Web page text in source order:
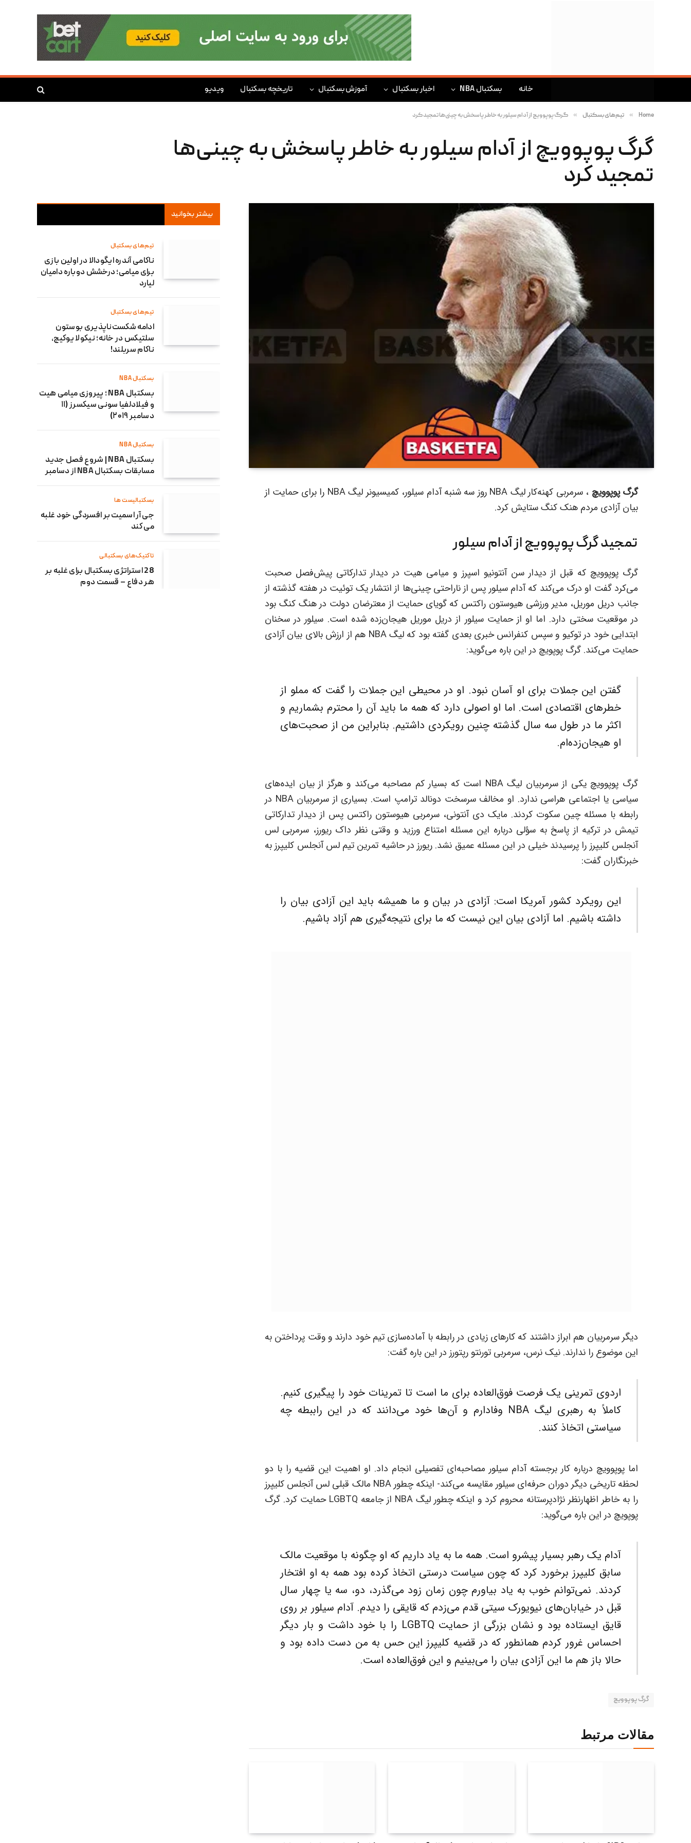
خانه بسکتبال NBA اخبار بسکتبال آموزش بسکتبال تاریخچه بسکتبال ویدیو
Home
» تیم‌های بسکتبال » گرگ پوپوویچ از آدام سیلور به خاطر پاسخش به چینی‌ها تمجید کرد
گرگ پوپوویچ از آدام سیلور به خاطر پاسخش به چینی‌ها
تمجید کرد
گرگ پوپوویچ
، سرمربی کهنه‌کار لیگ NBA روز سه شنبه آدام سیلور، کمیسیونر لیگ NBA را برای حمایت از
بیان آزادی مردم هنک کنگ ستایش کرد.
تمجید گرگ پوپوویچ از آدام سیلور
گرگ پوپوویچ که قبل از دیدار سن آنتونیو اسپرز و میامی هیت در دیدار تدارکاتی پیش‌فصل صحبت
می‌کرد گفت او درک می‌کند که آدام سیلور پس از ناراحتی چینی‌ها از انتشار یک توئیت در هفته گذشته از
جانب دریل موریل، مدیر ورزشی هیوستون راکتس که گویای حمایت از معترضان دولت در هنگ کنگ بود
در موقعیت سختی دارد. اما او از حمایت سیلور از دریل موریل هیجان‌زده شده است. سیلور در سخنان
ابتدایی خود در توکیو و سپس کنفرانس خبری بعدی گفته بود که لیگ NBA هم از ارزش بالای بیان آزادی
حمایت می‌کند. گرگ پوپویچ در این باره می‌گوید:
گفتن این جملات برای او آسان نبود. او در محیطی این جملات را گفت که مملو از
خطرهای اقتصادی است. اما او اصولی دارد که همه ما باید آن را محترم بشماریم و
اکثر ما در طول سه سال گذشته چنین رویکردی داشتیم. بنابراین من از صحبت‌های
او هیجان‌زده‌ام.
گرگ پوپوویچ یکی از سرمربیان لیگ NBA است که بسیار کم مصاحبه می‌کند و هرگز از بیان ایده‌های
سیاسی یا اجتماعی هراسی ندارد. او مخالف سرسخت دونالد ترامپ است. بسیاری از سرمربیان NBA در
رابطه با مسئله چین سکوت کردند. مایک دی آنتونی، سرمربی هیوستون راکتس پس از دیدار تدارکاتی
تیمش در ترکیه از پاسخ به سؤلی درباره این مسئله امتناع ورزید و وقتی نظر داک ریورز، سرمربی لس
آنجلس کلیپرز را پرسیدند خیلی در این مسئله عمیق نشد. ریورز در حاشیه تمرین تیم لس آنجلس کلیپرز به
خبرنگاران گفت:
این رویکرد کشور آمریکا است: آزادی در بیان و ما همیشه باید این آزادی بیان را
داشته باشیم. اما آزادی بیان این نیست که ما برای نتیجه‌گیری هم آزاد باشیم.
دیگر سرمربیان هم ابراز داشتند که کارهای زیادی در رابطه با آماده‌سازی تیم خود دارند و وقت پرداختن به
این موضوع را ندارند. نیک نرس، سرمربی تورنتو رپتورز در این باره گفت:
اردوی تمرینی یک فرصت فوق‌العاده برای ما است تا تمرینات خود را پیگیری کنیم.
کاملاً به رهبری لیگ NBA وفادارم و آن‌ها خود می‌دانند که در این راببطه چه
سیاستی اتخاذ کنند.
اما پوپوویچ درباره کار برجسته آدام سیلور مصاحبه‌ای تفصیلی انجام داد. او اهمیت این قضیه را با دو
لحظه تاریخی دیگر دوران حرفه‌ای سیلور مقایسه می‌کند- اینکه چطور NBA مالک قبلی لس آنجلس کلیپرز
را به خاطر اظهارنظر نژادپرستانه محروم کرد و اینکه چطور لیگ NBA از جامعه LGBTQ حمایت کرد. گرگ
پوپویچ در این باره می‌گوید:
آدام یک رهبر بسیار پیشرو است. همه ما به یاد داریم که او چگونه با موقعیت مالک
سابق کلیپرز برخورد کرد که چون سیاست درستی اتخاذ کرده بود همه به او افتخار
کردند. نمی‌توانم خوب به یاد بیاورم چون زمان زود می‌گذرد، دو، سه یا چهار سال
قبل در خیابان‌های نیویورک سیتی قدم می‌زدم که قایقی را دیدم. آدام سیلور بر روی
قایق ایستاده بود و نشان بزرگی از حمایت LGBTQ را با خود داشت و بار دیگر
احساس غرور کردم همانطور که در قضیه کلیپرز این حس به من دست داده بود و
حالا باز هم ما این آزادی بیان را می‌بینیم و این فوق‌العاده است.
گرگ پوپوویچ
مقالات مرتبط
بیشتر بخوانید
تیم‌های بسکتبال
ناکامی آندره ایگودالا در اولین بازی
برای میامی؛ درخشش دوباره دامیان
لیارد
تیم‌های بسکتبال
ادامه شکست‌ناپذیری بوستون
سلتیکس در خانه؛ نیکولا یوکیچ،
ناکام سربلند!
بسکتبال NBA
بسکتبال NBA ؛ پیروزی میامی هیت
و فیلادلفیا سونی سیکسرز (۱۱
دسامبر ۲۰۱۹)
بسکتبال NBA
بسکتبال NBA | شروع فصل جدید
مسابقات بسکتبال NBA از دسامبر
بسکتبالیست ها
جی آر اسمیت بر افسردگی خود غلبه
می کند
تاکتیک‌های بسکتبالی
28 استراتژی بسکتبال برای غلبه بر
هر دفاع – قسمت دوم